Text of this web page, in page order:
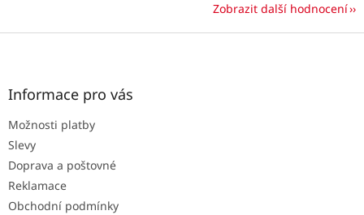
Zobrazit další hodnocení
Z
Informace pro vás
Možnosti platby
Slevy
Doprava a poštovné
Reklamace
Obchodní podmínky